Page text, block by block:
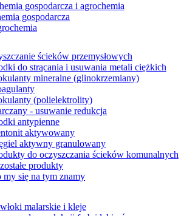
gospodarcza i agrochemia
gospodarcza
ścieków przemysłowych
do strącania i usuwania metali ciężkich
mineralne (glinokrzemiany)
(polielektrolity)
- usuwanie redukcja
antypienne
aktywowany
aktywny granulowany
do oczyszczania ścieków komunalnych
produkty
my się na tym znamy
malarskie i kleje